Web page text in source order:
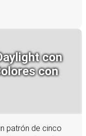
con
con
patrón de cinco